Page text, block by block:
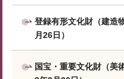
登録有形文化財（建造
月26日）
国宝・重要文化財（美